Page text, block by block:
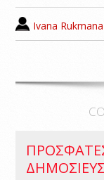
Ivana Rukmana